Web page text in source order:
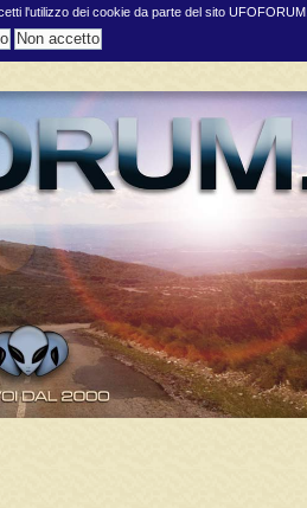
l'utilizzo dei cookie da parte del sito UFOFORUM.